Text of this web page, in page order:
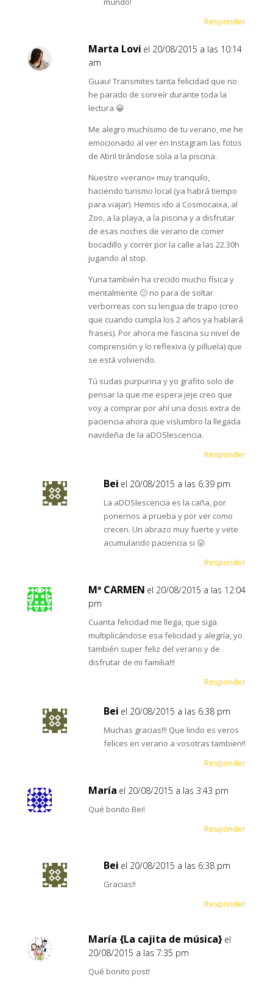
Responder
Marta Lovi el 20/08/2015 a las 10:14
am
Guau! Transmites tanta felicidad que no
he parado de sonreír durante toda la
lectura 😀
Me alegro muchísimo de tu verano, me he
emocionado al ver en Instagram las fotos
de Abril tirándose sola a la piscina.
Nuestro «verano» muy tranquilo,
haciendo turismo local (ya habrá tiempo
para viajar). Hemos ido a Cosmocaixa, al
Zoo, a la playa, a la piscina y a disfrutar
de esas noches de verano de comer
bocadillo y correr por la calle a las 22.30h
jugando al stop.
Yuna también ha crecido mucho física y
mentalmente 🙂 no para de soltar
verborreas con su lengua de trapo (creo
que cuando cumpla los 2 años ya hablará
frases). Por ahora me fascina su nivel de
comprensión y lo reflexiva (y pilluela) que
se está volviendo.
Tú sudas purpurina y yo grafito solo de
pensar la que me espera jeje creo que
voy a comprar por ahí una dosis extra de
paciencia ahora que vislumbro la llegada
navideña de la aDOSlescencia.
Responder
Bei el 20/08/2015 a las 6:39 pm
La aDOSlescencia es la caña, por
ponernos a prueba y por ver como
crecen. Un abrazo muy fuerte y vete
acumulando paciencia si 😛
Responder
Mª CARMEN el 20/08/2015 a las 12:04
pm
Cuanta felicidad me llega, que siga
multiplicándose esa felicidad y alegría, yo
también super feliz del verano y de
disfrutar de mi familia!!!
Responder
Bei el 20/08/2015 a las 6:38 pm
Muchas gracias!!! Que lindo es veros
felices en verano a vosotras tambien!!
Responder
María el 20/08/2015 a las 3:43 pm
Qué bonito Bei!
Responder
Bei el 20/08/2015 a las 6:38 pm
Gracias!!
Responder
María {La cajita de música} el
20/08/2015 a las 7:35 pm
Qué bonito post!